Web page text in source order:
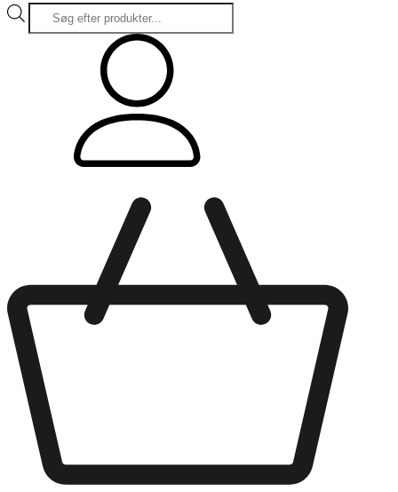
Products
search